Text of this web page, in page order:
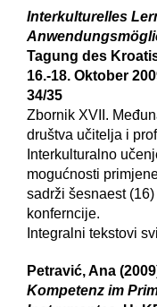
Interkulturelles
Tagung des
16.-18. Oktober
34/35
Zbornik XVII.
društva učitelja i
Interkulturalno
mogućnosti
sadrži šesnaest
konferncije.
Integralni tekstovi
Petravić, Ana
Kompetenz im